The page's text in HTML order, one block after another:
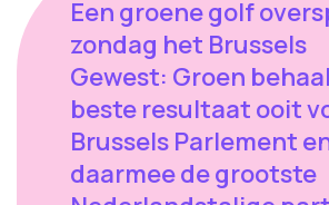
Een groene golf
zondag het Brussels
Gewest: Groen
beste resultaat ooit
Brussels Parlement
daarmee de grootste